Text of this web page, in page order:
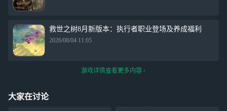
救世之树8月新版本：执行者职业登场及养成福利
2026/08/04 11:05
游戏详情查看更多内容
大家在讨论